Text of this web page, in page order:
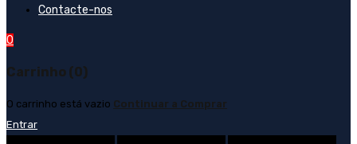
Contacte-nos
0
Carrinho (0)
O carrinho está vazio Continuar a Comprar
Entrar